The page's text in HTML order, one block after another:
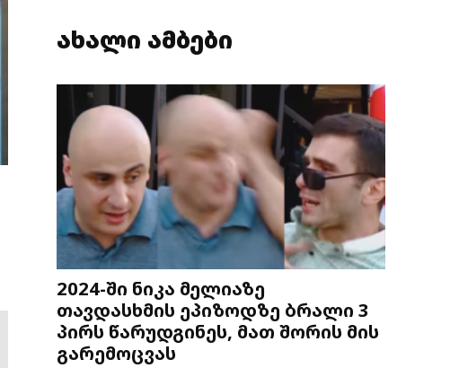
ახალი ამბები
2024-ში ნიკა მელიაზე
თავდასხმის ეპიზოდზე ბრალი 3
პირს წარუდგინეს, მათ შორის მის
გარემოცვას